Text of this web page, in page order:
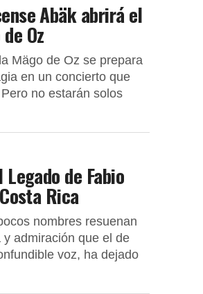
Abäk abrirá el
Oz
Mägo de Oz se prepara
en un concierto que
no estarán solos
de Fabio
Rica
nombres resuenan
admiración que el de
voz, ha dejado